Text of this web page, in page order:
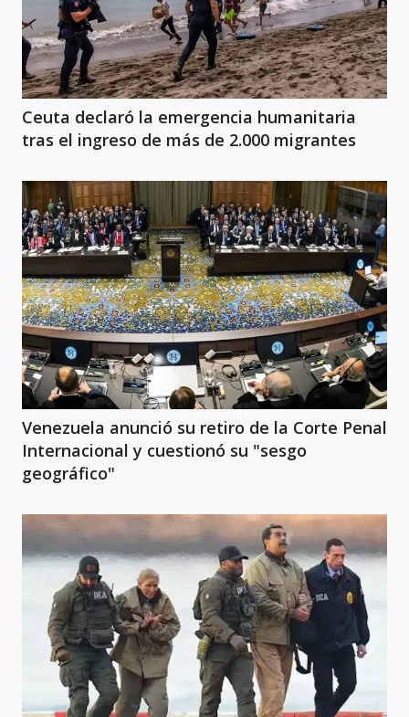
Ceuta declaró la emergencia humanitaria
tras el ingreso de más de 2.000 migrantes
Venezuela anunció su retiro de la Corte Penal
Internacional y cuestionó su "sesgo
geográfico"